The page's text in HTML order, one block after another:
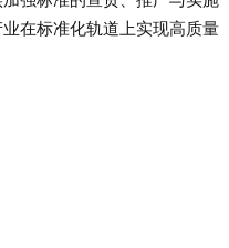
在标准化轨道上实现高质量